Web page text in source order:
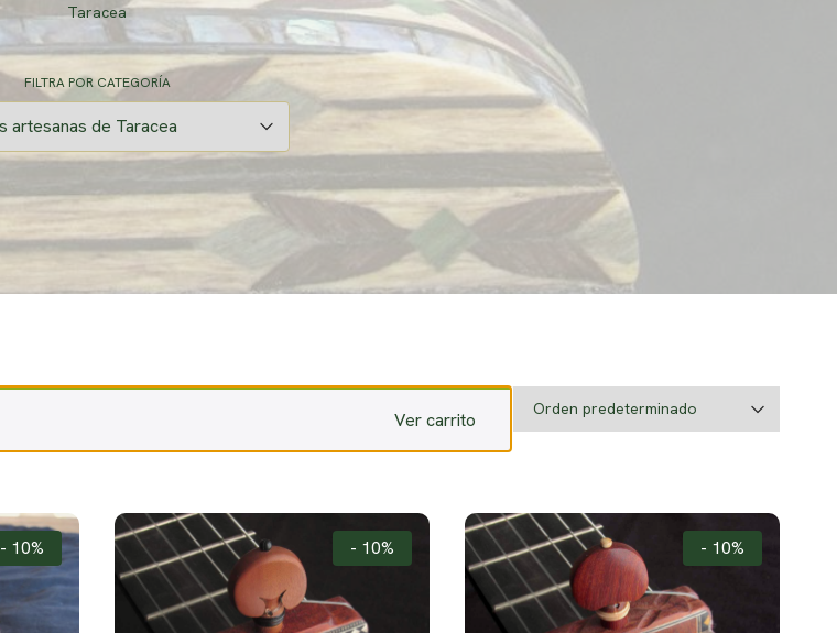
Taracea
FILTRA POR CATEGORÍA
Ver carrito
- 10% - 10% - 10%